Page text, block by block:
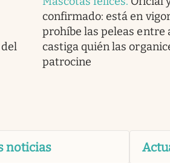
confirmado: está en
prohíbe las peleas entre
castiga quién las
patrocine
noticias